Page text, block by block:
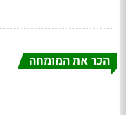
הכר את המומחה